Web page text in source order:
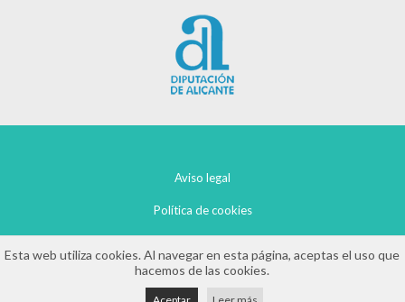
Aviso legal
Política de cookies
Esta web utiliza cookies. Al navegar en esta página, aceptas el uso que
hacemos de las cookies.